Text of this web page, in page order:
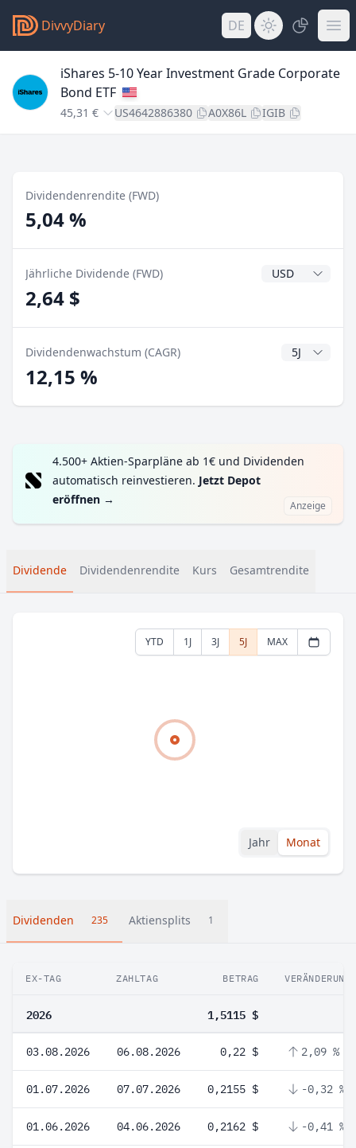
DivvyDiary DE
iShares 5-10 Year Investment Grade Corporate
Bond ETF
45,31 € US4642886380 A0X86L IGIB
Dividendenrendite (FWD)
5,04 %
Jährliche Dividende (FWD)
2,64 $
Dividendenwachstum (CAGR) CAGR Jahre
12,15 %
4.500+ Aktien-Sparpläne ab 1€ und Dividenden
automatisch reinvestieren. Jetzt Depot
eröffnen → Anzeige
Dividende Dividendenrendite Kurs Gesamtrendite
YTD 1J 3J 5J MAX
Jahr Monat
Dividenden 235 Aktiensplits 1
EX-TAG ZAHLTAG BETRAG VERÄNDERUNG
2026 1,5115 $
03.08.2026 06.08.2026 0,22 $ 2,09 %
01.07.2026 07.07.2026 0,2155 $ -0,32 %
01.06.2026 04.06.2026 0,2162 $ -0,41 %